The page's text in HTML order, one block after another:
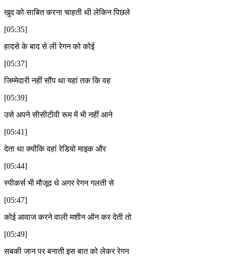
खुद को साबित करना चाहती थी लेकिन पिछले
[05:35]
हादसे के बाद से ली रेगन को कोई
[05:37]
जिम्मेदारी नहीं सौंप था यहां तक कि वह
[05:39]
उसे अपने सीसीटीवी रूम में भी नहीं आने
[05:41]
देता था क्योंकि वहां रेडियो माइक और
[05:44]
स्पीकर्स भी मौजूद थे अगर रेगन गलती से
[05:47]
कोई आवाज करने वाली मशीन ऑन कर देती तो
[05:49]
सबकी जान पर बनाती इस बात को लेकर रेगन